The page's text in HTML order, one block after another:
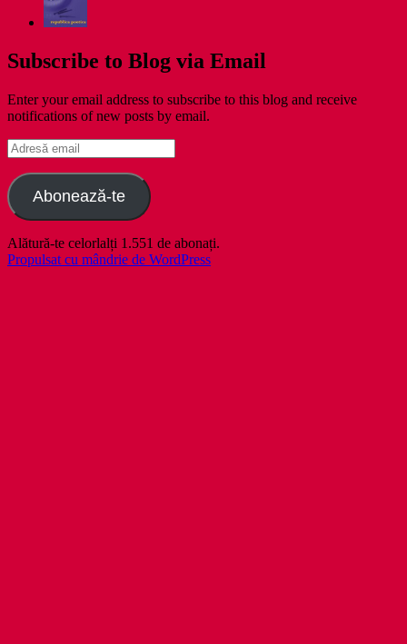
Subscribe to Blog via Email
Enter your email address to subscribe to this blog and receive
notifications of new posts by email.
Adresă
email
Abonează-te
Alătură-te celorlalți 1.551 de abonați.
Propulsat cu mândrie de WordPress